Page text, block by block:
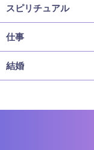
スピリチュアル
仕事
結婚